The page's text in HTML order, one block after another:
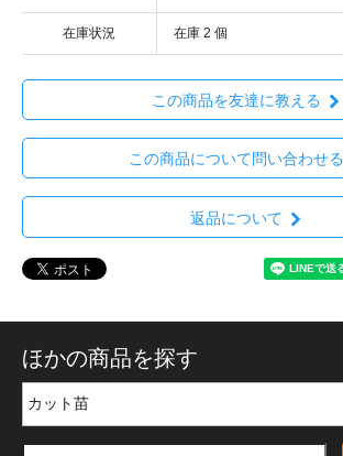
在庫状況 在庫 2 個
この商品を友達に教える
この商品について問い合わせる
返品について
ほかの商品を探す